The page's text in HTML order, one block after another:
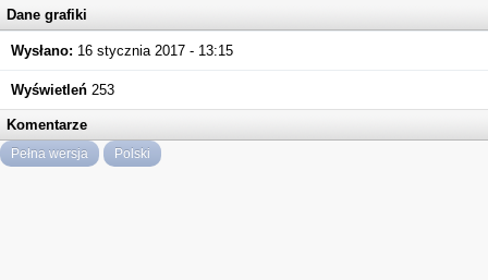
Dane grafiki
Wysłano: 16 stycznia 2017 - 13:15
Wyświetleń 253
Komentarze
Pełna wersja Polski